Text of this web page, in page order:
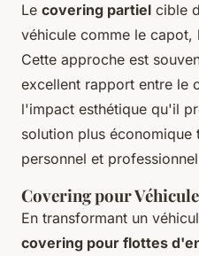
Le covering partiel cible
véhicule comme le
Cette approche est
excellent rapport entre le
l'impact esthétique qu'il
solution plus
personnel et
Covering pour
En transformant un
covering pour flottes